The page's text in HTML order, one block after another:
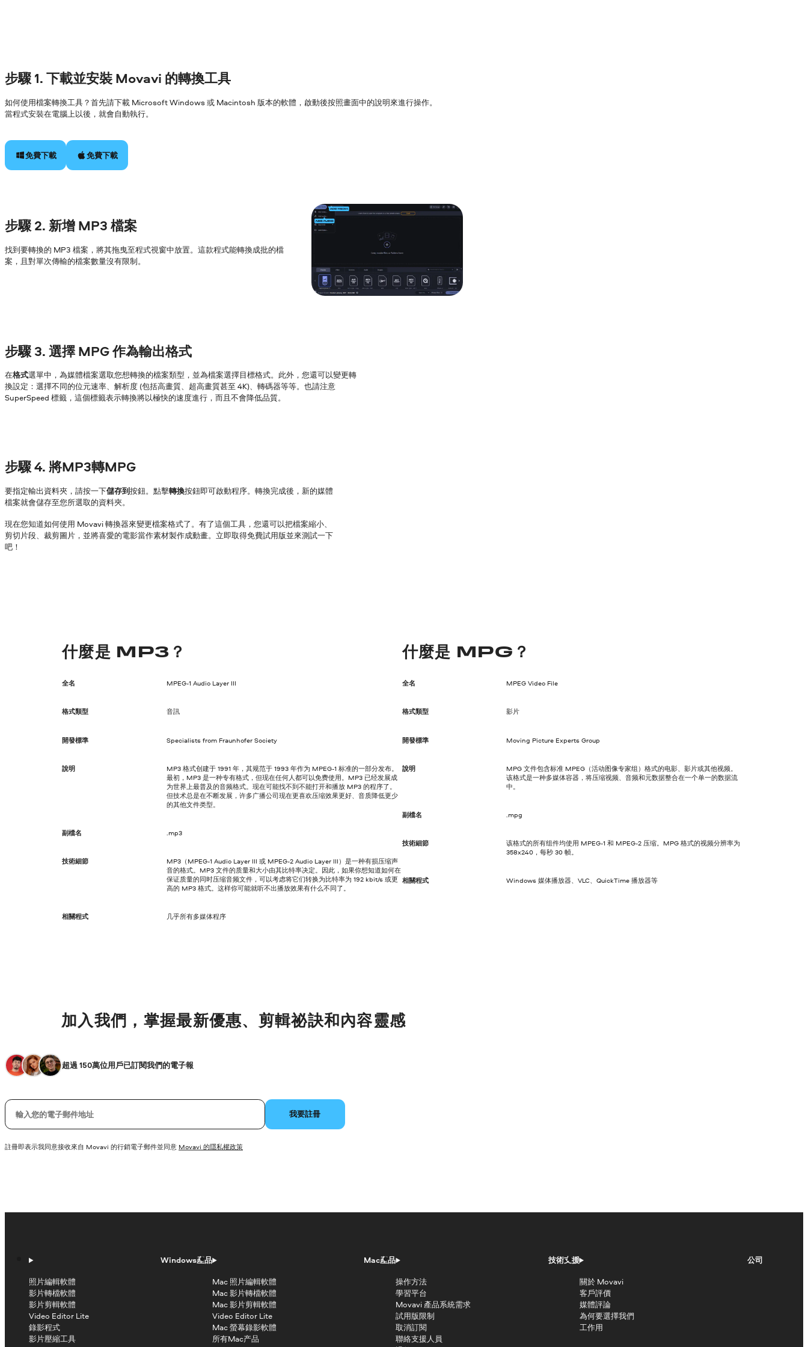
步驟 1. 下載並安裝 Movavi 的轉換工具
如何使用檔案轉換工具？首先請下載 Microsoft Windows 或 Macintosh 版本的軟體，啟動後按照畫面中的說明來進行操作。
當程式安裝在電腦上以後，就會自動執行。
免費下載 免費下載
步驟 2. 新增 MP3 檔案
找到要轉換的 MP3 檔案，將其拖曳至程式視窗中放置。這款程式能轉換成批的檔
案，且對單次傳輸的檔案數量沒有限制。
步驟 3. 選擇 MPG 作為輸出格式
在格式選單中，為媒體檔案選取您想轉換的檔案類型，並為檔案選擇目標格式。此外，您還可以變更轉
換設定：選擇不同的位元速率、解析度 (包括高畫質、超高畫質甚至 4K)、轉碼器等等。也請注意
SuperSpeed 標籤，這個標籤表示轉換將以極快的速度進行，而且不會降低品質。
步驟 4. 將MP3轉MPG
要指定輸出資料夾，請按一下儲存到按鈕。點擊轉換按鈕即可啟動程序。轉換完成後，新的媒體
檔案就會儲存至您所選取的資料夾。
現在您知道如何使用 Movavi 轉換器來變更檔案格式了。有了這個工具，您還可以把檔案縮小、
剪切片段、裁剪圖片，並將喜愛的電影當作素材製作成動畫。立即取得免費試用版並來測試一下
吧！
什麼是 MP3？
全名 MPEG-1 Audio Layer III
格式類型 音訊
開發標準 Specialists from Fraunhofer Society
說明
MP3 格式创建于 1991 年，其规范于 1993 年作为 MPEG-1 标准的一部分发布。
最初，MP3 是一种专有格式，但现在任何人都可以免费使用。MP3 已经发展成
为世界上最普及的音频格式。现在可能找不到不能打开和播放 MP3 的程序了。
但技术总是在不断发展，许多广播公司现在更喜欢压缩效果更好、音质降低更少
的其他文件类型。
副檔名 .mp3
技術細節
MP3（MPEG-1 Audio Layer III 或 MPEG-2 Audio Layer III）是一种有损压缩声
音的格式。MP3 文件的质量和大小由其比特率决定。因此，如果你想知道如何在
保证质量的同时压缩音频文件，可以考虑将它们转换为比特率为 192 kbit/s 或更
高的 MP3 格式。这样你可能就听不出播放效果有什么不同了。
相關程式 几乎所有多媒体程序
什麼是 MPG？
全名 MPEG Video File
格式類型 影片
開發標準 Moving Picture Experts Group
說明
MPG 文件包含标准 MPEG（活动图像专家组）格式的电影、影片或其他视频。
该格式是一种多媒体容器，将压缩视频、音频和元数据整合在一个单一的数据流
中。
副檔名 .mpg
技術細節
该格式的所有组件均使用 MPEG-1 和 MPEG-2 压缩。MPG 格式的视频分辨率为
358x240，每秒 30 帧。
相關程式 Windows 媒体播放器、VLC、QuickTime 播放器等
加入我們，掌握最新優惠、剪輯祕訣和內容靈感
超過 150萬位用戶已訂閱我們的電子報
您的電子郵件 我要註冊
註冊即表示我同意接收來自 Movavi 的行銷電子郵件並同意 Movavi 的隱私權政策
Windows產品
照片編輯軟體
影片轉檔軟體
影片剪輯軟體
Video Editor Lite
錄影程式
影片壓縮工具
Mac產品
Mac 照片編輯軟體
Mac 影片轉檔軟體
Mac 影片剪輯軟體
Video Editor Lite
Mac 螢幕錄影軟體
所有Mac产品
技術支援
操作方法
學習平台
Movavi 產品系統需求
試用版限制
取消訂閱
聯絡支援人員
公司
關於 Movavi
客戶評價
媒體評論
為何要選擇我們
工作用